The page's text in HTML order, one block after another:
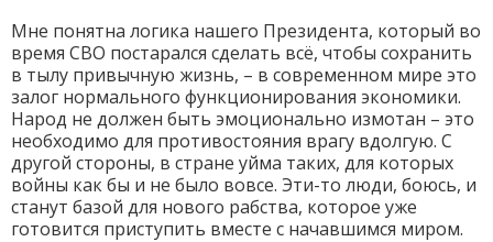
Мне понятна логика нашего Президента, который во
время СВО постарался сделать всё, чтобы сохранить
в тылу привычную жизнь, – в современном мире это
залог нормального функционирования экономики.
Народ не должен быть эмоционально измотан – это
необходимо для противостояния врагу вдолгую. С
другой стороны, в стране уйма таких, для которых
войны как бы и не было вовсе. Эти-то люди, боюсь, и
станут базой для нового рабства, которое уже
готовится приступить вместе с начавшимся миром.